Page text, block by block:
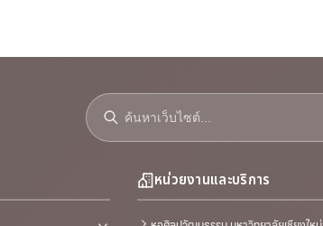
หน่วยงานและบริการ